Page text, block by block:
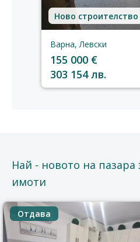
Ново строителство
Варна, Левски
155 000 €
303 154 лв.
Най - новото на
имоти
Отдава